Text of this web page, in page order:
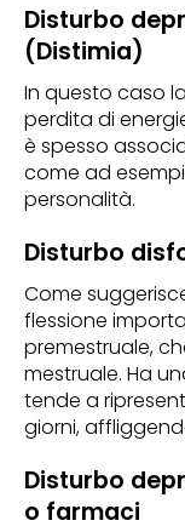
Disturbo
(Distimia)
In questo caso
perdita di
è spesso
come ad
personalità.
Disturbo
Come
flessione
premestruale,
mestruale. Ha
tende a
giorni,
Disturbo
o farmaci